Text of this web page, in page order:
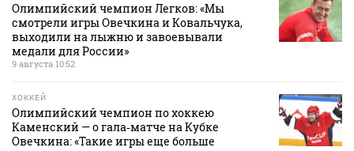
Олимпийский чемпион Легков: «Мы
смотрели игры Овечкина и Ковальчука,
выходили на лыжню и завоевывали
медали для России»
9 августа 10:52
ХОККЕЙ
Олимпийский чемпион по хоккею
Каменский — о гала‑матче на Кубке
Овечкина: «Такие игры еще больше